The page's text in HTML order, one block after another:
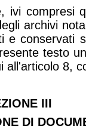
compresi
archivi
e conservati
testo
all'articolo 8,
III
DI